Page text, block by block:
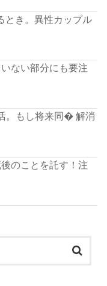
とき。異性カップル
ない部分にも要注
。もし将来同� 解消
のことを託す！注